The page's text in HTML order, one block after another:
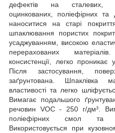
дефектів на сталевих,
оцинкованих, поліефірних
наноситися на старі
шпаклювання пористих
усаджуванням, високою
перерахованих
консистенції, легко
Після застосування,
заґрунтована. Шпаклівка
властивості та легко
Вимагає подальшого
речовин VOC - 250 г/дм³.
поліефірних смол та
Використовується при